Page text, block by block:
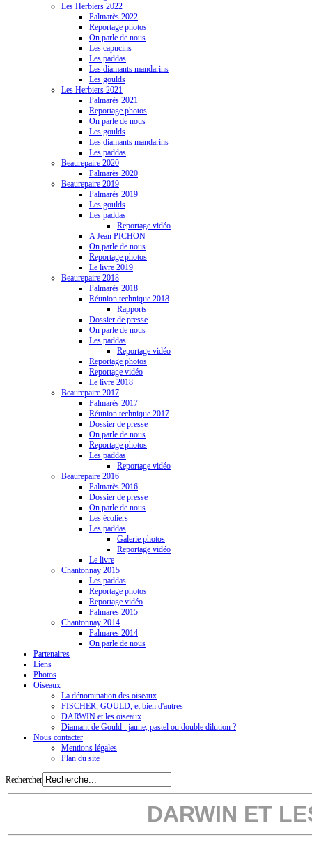
Les Herbiers 2022
Palmarès 2022
Reportage photos
On parle de nous
Les capucins
Les paddas
Les diamants mandarins
Les goulds
Les Herbiers 2021
Palmarès 2021
Reportage photos
On parle de nous
Les goulds
Les diamants mandarins
Les paddas
Beaurepaire 2020
Palmarès 2020
Beaurepaire 2019
Palmarès 2019
Les goulds
Les paddas
Reportage vidéo
A Jean PICHON
On parle de nous
Reportage photos
Le livre 2019
Beaurepaire 2018
Palmarès 2018
Réunion technique 2018
Rapports
Dossier de presse
On parle de nous
Les paddas
Reportage vidéo
Reportage photos
Reportage vidéo
Le livre 2018
Beaurepaire 2017
Palmarès 2017
Réunion technique 2017
Dossier de presse
On parle de nous
Reportage photos
Les paddas
Reportage vidéo
Beaurepaire 2016
Palmarès 2016
Dossier de presse
On parle de nous
Les écoliers
Les paddas
Galerie photos
Reportage vidéo
Le livre
Chantonnay 2015
Les paddas
Reportage photos
Reportage vidéo
Palmares 2015
Chantonnay 2014
Palmares 2014
On parle de nous
Partenaires
Liens
Photos
Oiseaux
La dénomination des oiseaux
FISCHER, GOULD, et bien d'autres
DARWIN et les oiseaux
Diamant de Gould : jaune, pastel ou double dilution ?
Nous contacter
Mentions légales
Plan du site
Rechercher
DARWIN ET